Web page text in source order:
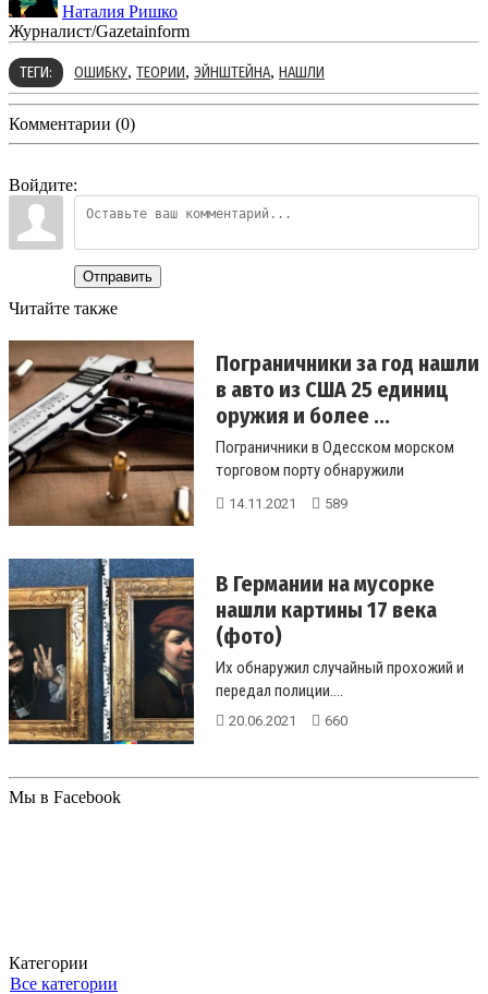
Наталия Ришко
Журналист/Gazetainform
ТЕГИ: ОШИБКУ, ТЕОРИИ, ЭЙНШТЕЙНА, НАШЛИ
Комментарии (0)
Войдите:
Отправить
Читайте также
Пограничники за год нашли
в авто из США 25 единиц
оружия и более ...
Пограничники в Одесском морском
торговом порту обнаружили
автоматическую винтовку, магазины и
14.11.2021 589
В Германии на мусорке
нашли картины 17 века
(фото)
Их обнаружил случайный прохожий и
передал полиции....
20.06.2021 660
Мы в Facebook
Категории
Все категории